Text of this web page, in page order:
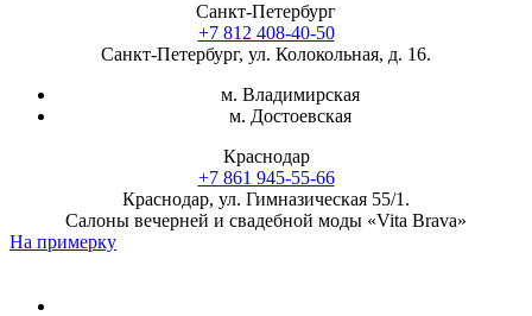
Санкт-Петербург
+7 812 408-40-50
Санкт-Петербург, ул. Колокольная, д. 16.
м. Владимирская
м. Достоевская
Краснодар
+7 861 945-55-66
Краснодар, ул. Гимназическая 55/1.
Салоны вечерней и свадебной моды «Vita Brava»
На примерку